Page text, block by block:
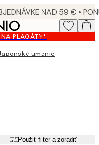
PLAGÁTY*
umenie
Použiť filter a zoradiť